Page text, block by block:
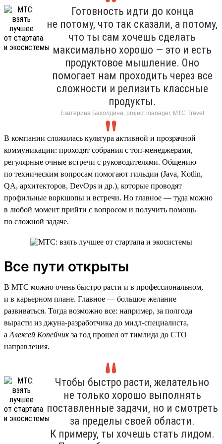
Готовность идти до конца
не потому, что так сказали, а потому,
что ты сам хочешь сделать
максимально хорошо — это и есть
продуктовое мышление. Оно
помогает нам проходить через все
сложности и релизить классные
продукты.
Екатерина Бахолдина, project manager, МТС Travel
В компании сложилась культура активной и прозрачной
коммуникации: проходят собрания с топ-менеджерами,
регулярные очные встречи с руководителями. Общению
по техническим вопросам помогают гильдии (Java, Kotlin,
QA, архитекторов, DevOps и др.), которые проводят
профильные воркшопы и встречи. Но главное — туда можно
в любой момент прийти с вопросом и получить помощь
по сложной задаче.
Все пути открыты
В МТС можно очень быстро расти и в профессиональном,
и в карьерном плане. Главное — большое желание
развиваться. Тогда возможно все: например, за полгода
вырасти из джуна-разработчика до мидл-специалиста,
а Алексей Копейчикза год прошел от тимлида до CTO
направления.
Чтобы быстро расти, желательно
не только хорошо выполнять
поставленные задачи, но и смотреть
за пределы своей области.
К примеру, ты хочешь стать лидом.